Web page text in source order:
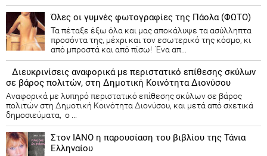
Όλες οι γυμνές φωτογραφίες της Πάολα (ΦΩΤΟ)
Τα πέταξε έξω όλα και μας αποκάλυψε τα ασύλληπτα
προσόντα της, μέχρι και τον εσωτερικό της κόσμο, κι
από μπροστά και από πίσω! Ένα απ...
Διευκρινίσεις αναφορικά με περιστατικό επίθεσης σκύλων
σε βάρος πολιτών, στη Δημοτική Κοινότητα Διονύσου
Αναφορικά με λυπηρό περιστατικό επίθεσης σκύλων σε βάρος
πολιτών στη Δημοτική Κοινότητα Διονύσου, και μετά από σχετικά
δημοσιεύματα, ο ...
Στον ΙΑΝΟ η παρουσίαση του βιβλίου της Τάνια
Ελληναίου